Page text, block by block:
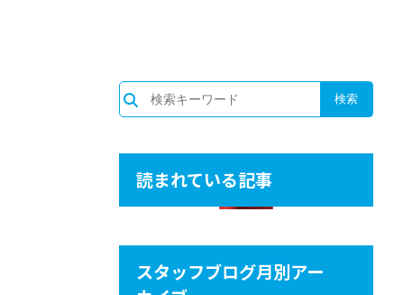
読まれている記事
スタッフブログ月別アー